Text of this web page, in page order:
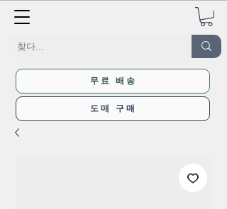
무료 배송
도매 구매